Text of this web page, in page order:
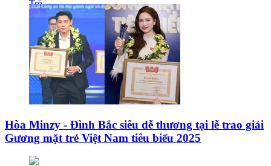
Hòa Minzy - Đình Bắc siêu dễ thương tại lễ trao giải
Gương mặt trẻ Việt Nam tiêu biểu 2025